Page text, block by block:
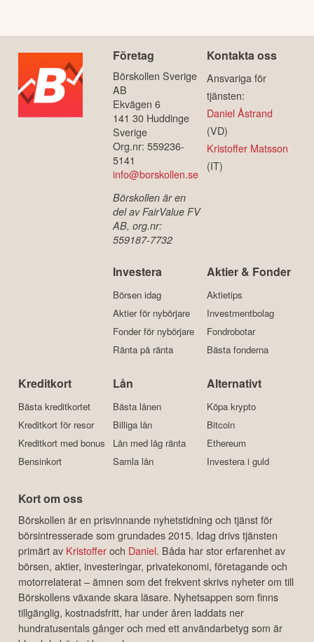
Företag
Börskollen Sverige
AB
Ekvägen 6
141 30 Huddinge
Sverige
Org.nr: 559236-
5141
info@borskollen.se
Börskollen är en
del av FairValue FV
AB, org.nr:
559187-7732
Kontakta oss
Ansvariga för
tjänsten:
Daniel Åstrand
(VD)
Kristoffer Matsson
(IT)
Investera
Börsen idag
Aktier för nybörjare
Fonder för nybörjare
Ränta på ränta
Aktier & Fonder
Aktietips
Investmentbolag
Fondrobotar
Bästa fonderna
Kreditkort
Bästa kreditkortet
Kreditkort för resor
Kreditkort med bonus
Bensinkort
Lån
Bästa lånen
Billiga lån
Lån med låg ränta
Samla lån
Alternativt
Köpa krypto
Bitcoin
Ethereum
Investera i guld
Kort om oss
Börskollen är en prisvinnande nyhetstidning och tjänst för
börsintresserade som grundades 2015. Idag drivs tjänsten
primärt av Kristofferoch Daniel. Båda har stor erfarenhet av
börsen, aktier, investeringar, privatekonomi, företagande och
motorrelaterat – ämnen som det frekvent skrivs nyheter om till
Börskollens växande skara läsare. Nyhetsappen som finns
tillgänglig, kostnadsfritt, har under åren laddats ner
hundratusentals gånger och med ett användarbetyg som är